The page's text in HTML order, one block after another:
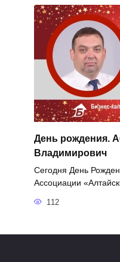
День рождения.
Владимирович
Сегодня День
Ассоциации
112